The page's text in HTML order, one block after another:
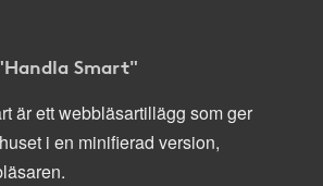
Smart"
är ett webbläsartillägg som ger
i en minifierad version,